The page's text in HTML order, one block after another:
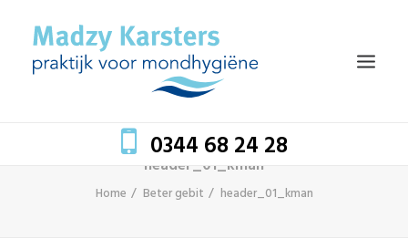
0344 68 24 28
header_01_kman
Home Beter gebit header_01_kman